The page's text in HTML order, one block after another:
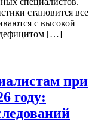
становится все
с высокой
дефицитом […]
при
году: